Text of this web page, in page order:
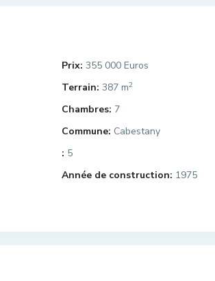
Prix: 355 000 Euros
Terrain: 387 m2
Chambres: 7
Commune: Cabestany
: 5
Année de construction: 1975